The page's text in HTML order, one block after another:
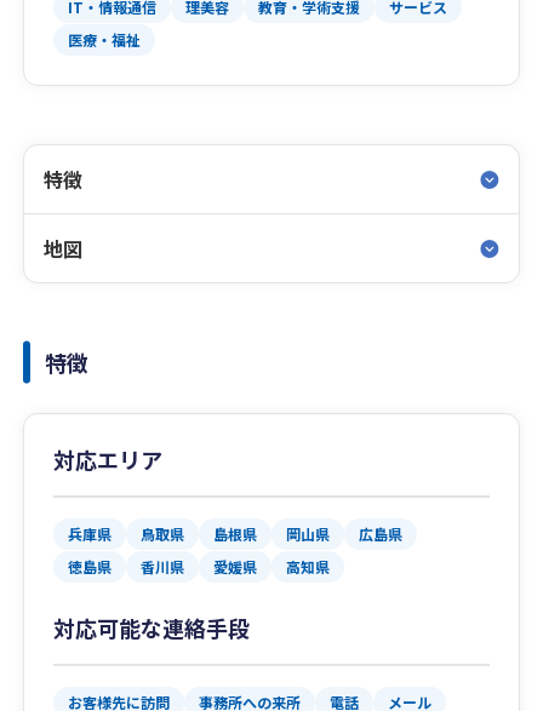
IT・情報通信 理美容 教育・学術支援
サービス
医療・福祉
特徴
地図
特徴
対応エリア
兵庫県 鳥取県 島根県 岡山県
広島県
徳島県
香川県 愛媛県 高知県
対応可能な連絡手段
お客様先に訪問 事務所への来所 電話
メール